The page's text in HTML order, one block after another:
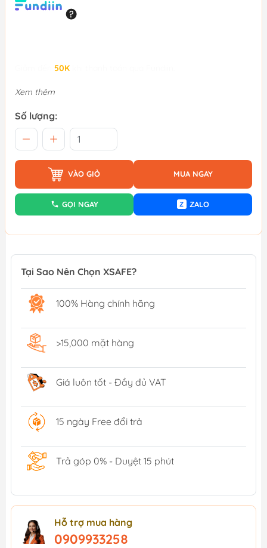
50K
Xem thêm
Số lượng:
VÀO GIỎ MUA NGAY
GỌI NGAY Z ZALO
Tại Sao Nên Chọn XSAFE?
100% Hàng chính hãng
>15,000 mặt hàng
Giá luôn tốt - Đầy đủ VAT
15 ngày Free đổi trả
Trả góp 0% - Duyệt 15 phút
Hỗ trợ mua hàng
0909933258